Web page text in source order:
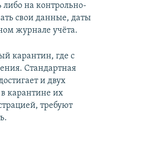
либо на контрольно-
свои данные, даты
журнале учёта.
карантин, где с
Стандартная
и двух
карантине их
требуют